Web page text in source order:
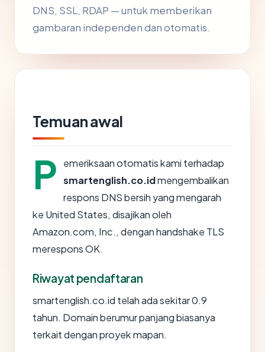
DNS, SSL, RDAP — untuk memberikan
gambaran independen dan otomatis.
Temuan awal
P
emeriksaan otomatis kami terhadap
smartenglish.co.idmengembalikan
respons DNS bersih yang mengarah
ke United States, disajikan oleh
Amazon.com, Inc., dengan handshake TLS
merespons OK.
Riwayat pendaftaran
smartenglish.co.id telah ada sekitar 0.9
tahun. Domain berumur panjang biasanya
terkait dengan proyek mapan.